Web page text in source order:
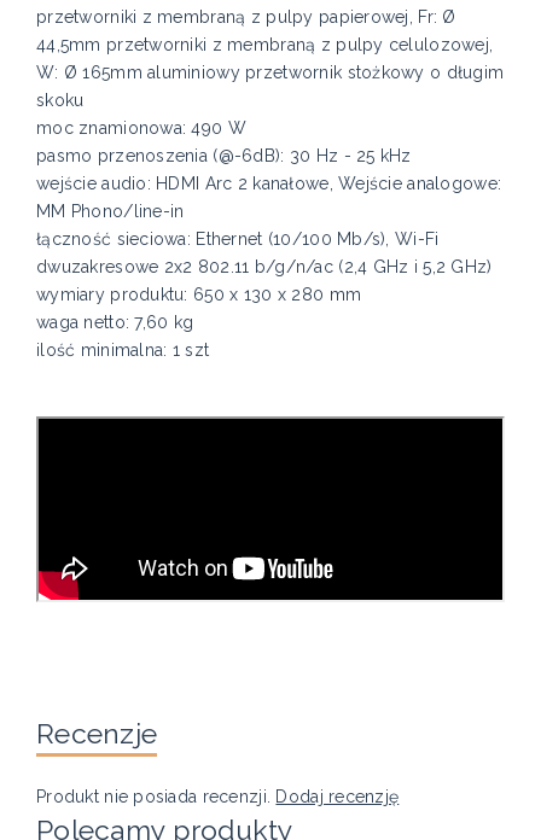
przetworniki z membraną z pulpy papierowej, Fr: Ø
44,5mm przetworniki z membraną z pulpy celulozowej,
W: Ø 165mm aluminiowy przetwornik stożkowy o długim
skoku
moc znamionowa: 490 W
pasmo przenoszenia (@-6dB): 30 Hz - 25 kHz
wejście audio: HDMI Arc 2 kanałowe, Wejście analogowe:
MM Phono/line-in
łączność sieciowa: Ethernet (10/100 Mb/s), Wi-Fi
dwuzakresowe 2x2 802.11 b/g/n/ac (2,4 GHz i 5,2 GHz)
wymiary produktu: 650 x 130 x 280 mm
waga netto: 7,60 kg
ilość minimalna: 1 szt
Recenzje
Produkt nie posiada recenzji. Dodaj recenzję
Polecamy produkty